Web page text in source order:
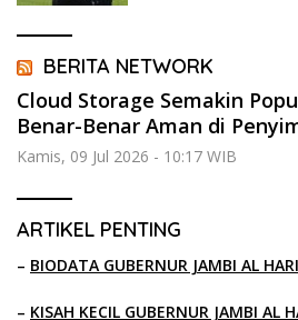
BERITA NETWORK
Cloud Storage Semakin
Benar-Benar Aman di
Kamis, 09 Jul 2026 - 10:17 WIB
ARTIKEL PENTING
– BIODATA GUBERNUR JAMBI AL
– KISAH KECIL GUBERNUR JAMBI AL